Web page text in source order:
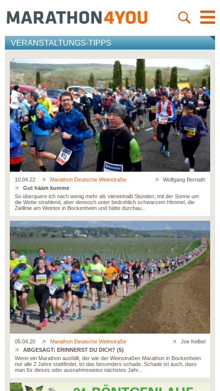
VERANSTALTUNGS-TIPPS
10.04.22 Marathon Deutsche Weinstraße
Wolfgang Bernath
Gut hääm kumme
So überquere ich nach wenig mehr als viereinhalb Stunden, mit der Sonne um
die Wette strahlend, aber dennoch unter bedrohlich schwarzem Himmel, die
Ziellinie am Weintor in Bockenheim und hätte durchau...
05.04.20 Marathon Deutsche Weinstraße
Joe Kelbel
ABGESAGT: ERINNERST DU DICH? (5)
Wenn ein Marathon ausfällt, der wie der Weinstraßen Marathon in Bockenheim
nur alle 2 Jahre stattfindet, ist das besonders schade. Schade ist auch, dass
man für dieses oder ausnahmsweise nächstes Jahr...